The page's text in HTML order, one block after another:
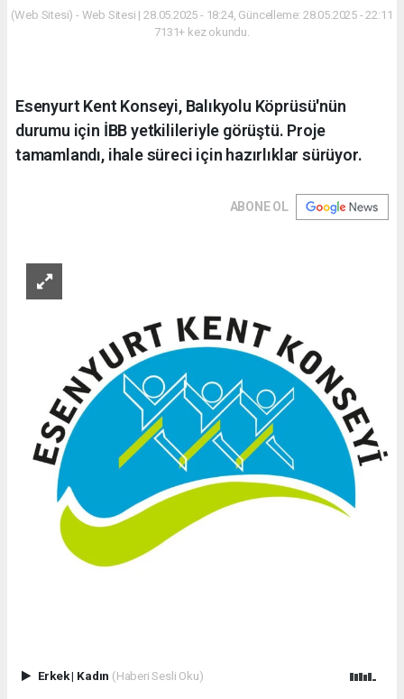
(Web Sitesi) - Web Sitesi | 28.05.2025 - 18:24, Güncelleme: 28.05.2025 - 22:11
7131+ kez okundu.
Esenyurt Kent Konseyi, Balıkyolu Köprüsü'nün
durumu için İBB yetkilileriyle görüştü. Proje
tamamlandı, ihale süreci için hazırlıklar sürüyor.
ABONE OL
Erkek| Kadın (Haberi Sesli Oku)